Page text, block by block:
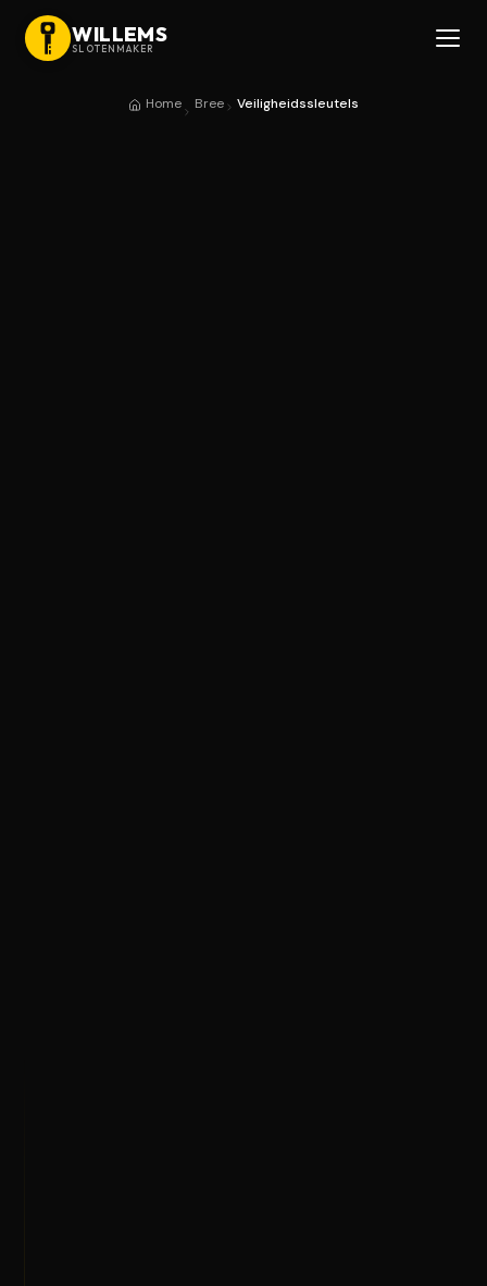
WILLEMS
SLOTENMAKER
Home Bree Veiligheidssleutels